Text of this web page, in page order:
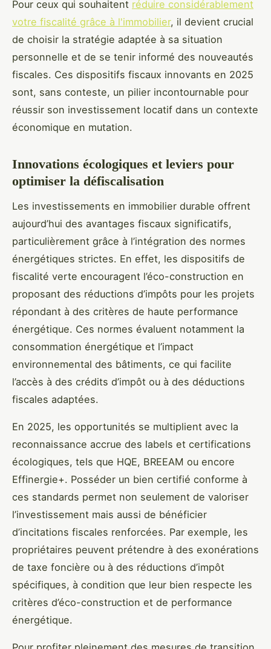
Pour ceux qui souhaitent réduire considérablement
votre fiscalité grâce à l'immobilier, il devient crucial
de choisir la stratégie adaptée à sa situation
personnelle et de se tenir informé des nouveautés
fiscales. Ces dispositifs fiscaux innovants en 2025
sont, sans conteste, un pilier incontournable pour
réussir son investissement locatif dans un contexte
économique en mutation.
Innovations écologiques et leviers pour
optimiser la défiscalisation
Les investissements en immobilier durable offrent
aujourd’hui des avantages fiscaux significatifs,
particulièrement grâce à l’intégration des normes
énergétiques strictes. En effet, les dispositifs de
fiscalité verte encouragent l’éco-construction en
proposant des réductions d’impôts pour les projets
répondant à des critères de haute performance
énergétique. Ces normes évaluent notamment la
consommation énergétique et l’impact
environnemental des bâtiments, ce qui facilite
l’accès à des crédits d’impôt ou à des déductions
fiscales adaptées.
En 2025, les opportunités se multiplient avec la
reconnaissance accrue des labels et certifications
écologiques, tels que HQE, BREEAM ou encore
Effinergie+. Posséder un bien certifié conforme à
ces standards permet non seulement de valoriser
l’investissement mais aussi de bénéficier
d’incitations fiscales renforcées. Par exemple, les
propriétaires peuvent prétendre à des exonérations
de taxe foncière ou à des réductions d’impôt
spécifiques, à condition que leur bien respecte les
critères d’éco-construction et de performance
énergétique.